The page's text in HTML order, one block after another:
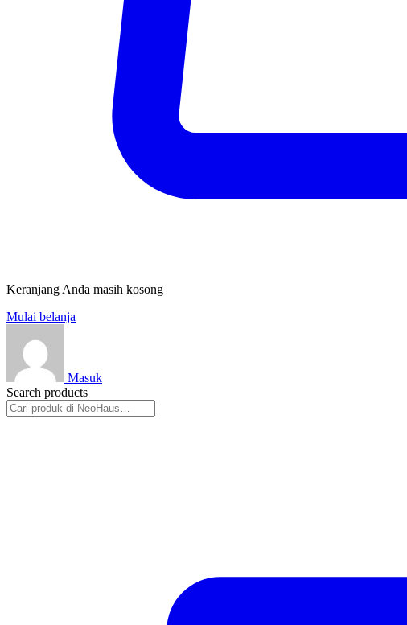
Keranjang Anda masih kosong
Mulai belanja
Masuk
Search products